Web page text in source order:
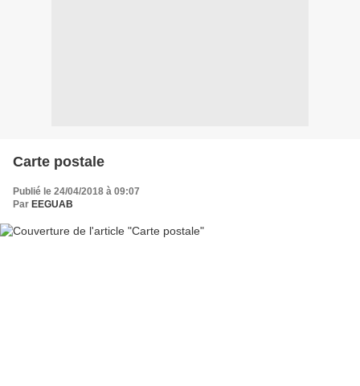
Carte postale
Publié le 24/04/2018 à 09:07
Par EEGUAB